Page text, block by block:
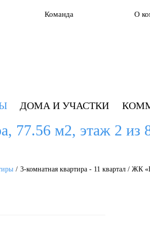
Команда О
ДОМА И УЧАСТКИ
77.56 м2, этаж 2
3-комнатная квартира - 11 квартал / ЖК